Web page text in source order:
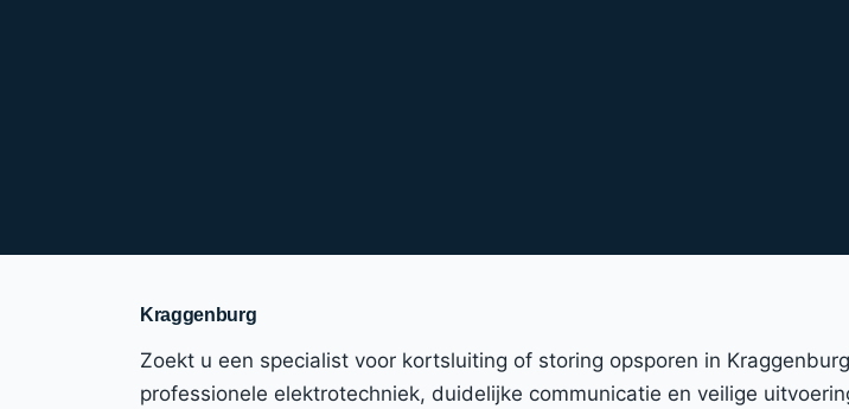
Kraggenburg
Zoekt u een specialist voor kortsluiting of storing opsporen in
professionele elektrotechniek, duidelijke communicatie en veilige